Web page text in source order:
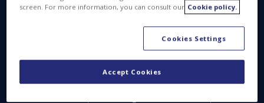
screen. For more information, you can consult our Cookie policy.
Cookies Settings
Accept Cookies